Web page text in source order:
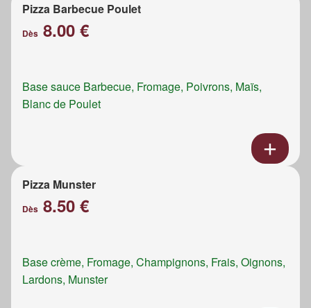
Pizza Barbecue Poulet
Dès 8.00 €
Base sauce Barbecue, Fromage, Poivrons, Maïs,
Blanc de Poulet
Pizza Munster
Dès 8.50 €
Base crème, Fromage, Champignons, Frais, Oignons,
Lardons, Munster